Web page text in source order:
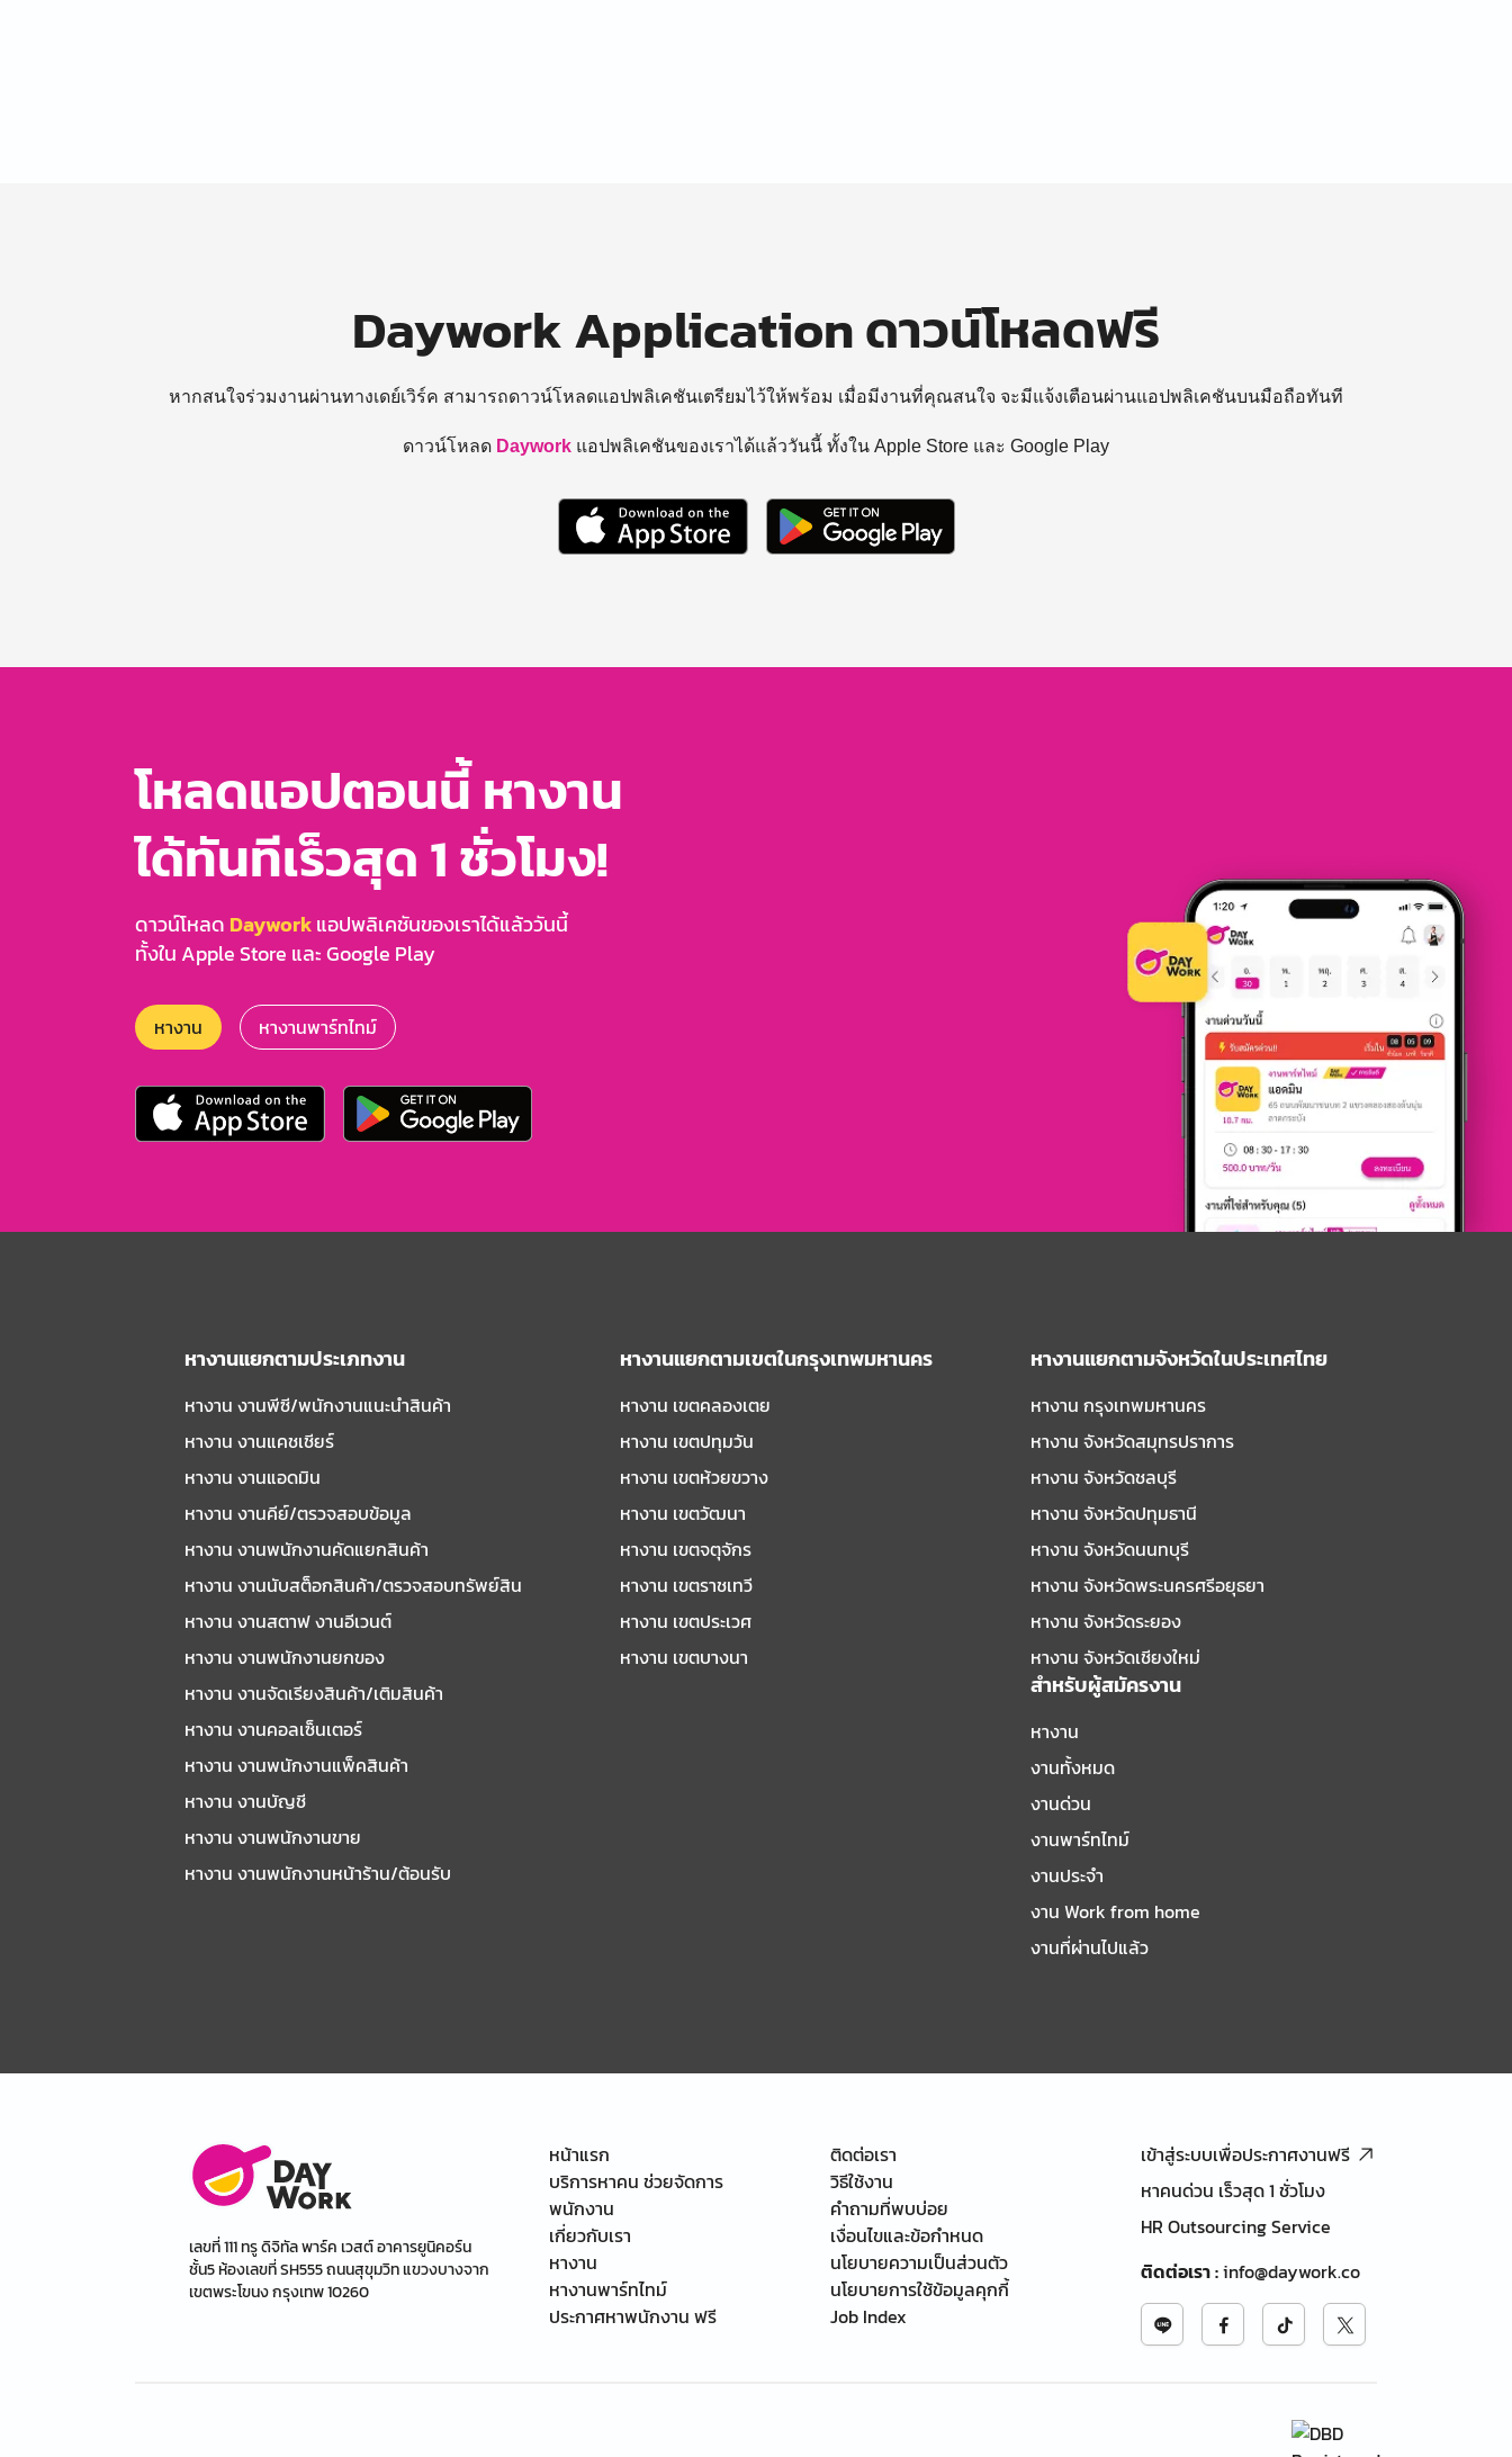
Daywork Application ดาวน์โหลดฟรี
หากสนใจร่วมงานผ่านทางเดย์เวิร์ค สามารถดาวน์โหลดแอปพลิเคชันเตรียมไว้ให้พร้อม เมื่อมีงานที่คุณสนใจ จะมีแจ้งเตือนผ่านแอปพลิเคชันบนมือถือทันที
ดาวน์โหลด Daywork แอปพลิเคชันของเราได้แล้ววันนี้ ทั้งใน Apple Store และ Google Play
โหลดแอปตอนนี้ หางาน
ได้ทันทีเร็วสุด 1 ชั่วโมง!
ดาวน์โหลด Dayworkแอปพลิเคชันของเราได้แล้ววันนี้
ทั้งใน Apple Store และ Google Play
หางาน หางานพาร์ทไทม์
หางานแยกตามประเภทงาน
หางาน งานพีซี/พนักงานแนะนําสินค้า
หางาน งานแคชเชียร์
หางาน งานแอดมิน
หางาน งานคีย์/ตรวจสอบข้อมูล
หางาน งานพนักงานคัดแยกสินค้า
หางาน งานนับสต็อกสินค้า/ตรวจสอบทรัพย์สิน
หางาน งานสตาฟ งานอีเวนต์
หางาน งานพนักงานยกของ
หางาน งานจัดเรียงสินค้า/เติมสินค้า
หางาน งานคอลเซ็นเตอร์
หางาน งานพนักงานแพ็คสินค้า
หางาน งานบัญชี
หางาน งานพนักงานขาย
หางาน งานพนักงานหน้าร้าน/ต้อนรับ
หางานแยกตามเขตในกรุงเทพมหานคร
หางาน เขตคลองเตย
หางาน เขตปทุมวัน
หางาน เขตห้วยขวาง
หางาน เขตวัฒนา
หางาน เขตจตุจักร
หางาน เขตราชเทวี
หางาน เขตประเวศ
หางาน เขตบางนา
หางานแยกตามจังหวัดในประเทศไทย
หางาน กรุงเทพมหานคร
หางาน จังหวัดสมุทรปราการ
หางาน จังหวัดชลบุรี
หางาน จังหวัดปทุมธานี
หางาน จังหวัดนนทบุรี
หางาน จังหวัดพระนครศรีอยุธยา
หางาน จังหวัดระยอง
หางาน จังหวัดเชียงใหม่
สำหรับผู้สมัครงาน
หางาน
งานทั้งหมด
งานด่วน
งานพาร์ทไทม์
งานประจำ
งาน Work from home
งานที่ผ่านไปแล้ว
เลขที่ 111 ทรู ดิจิทัล พาร์ค เวสต์ อาคารยูนิคอร์น
ชั้น5 ห้องเลขที่ SH555 ถนนสุขุมวิท แขวงบางจาก
เขตพระโขนง กรุงเทพ 10260
หน้าแรก
บริการหาคน ช่วยจัดการ
พนักงาน
เกี่ยวกับเรา
หางาน
หางานพาร์ทไทม์
ประกาศหาพนักงาน ฟรี
ติดต่อเรา
วิธีใช้งาน
คำถามที่พบบ่อย
เงื่อนไขและข้อกำหนด
นโยบายความเป็นส่วนตัว
นโยบายการใช้ข้อมูลคุกกี้
Job Index
เข้าสู่ระบบเพื่อประกาศงานฟรี
หาคนด่วน เร็วสุด 1 ชั่วโมง
HR Outsourcing Service
ติดต่อเรา:info@daywork.co